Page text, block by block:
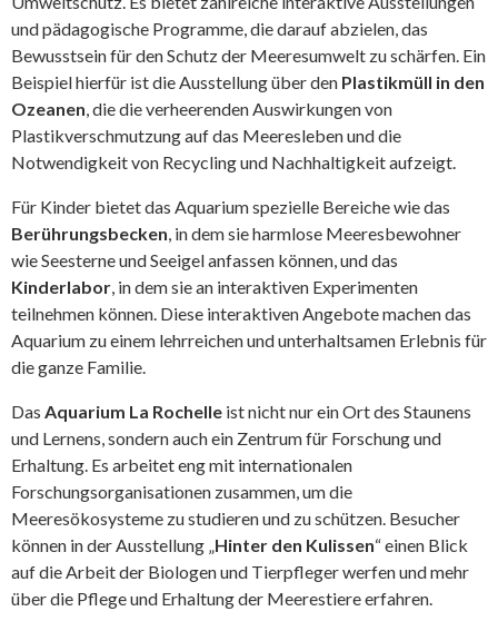
und pädagogische Programme, die darauf abzielen, das
Bewusstsein für den Schutz der Meeresumwelt zu schärfen. Ein
Beispiel hierfür ist die Ausstellung über den Plastikmüll in den
Ozeanen, die die verheerenden Auswirkungen von
Plastikverschmutzung auf das Meeresleben und die
Notwendigkeit von Recycling und Nachhaltigkeit aufzeigt.
Für Kinder bietet das Aquarium spezielle Bereiche wie das
Berührungsbecken, in dem sie harmlose Meeresbewohner
wie Seesterne und Seeigel anfassen können, und das
Kinderlabor, in dem sie an interaktiven Experimenten
teilnehmen können. Diese interaktiven Angebote machen das
Aquarium zu einem lehrreichen und unterhaltsamen Erlebnis für
die ganze Familie.
Das Aquarium La Rochelle ist nicht nur ein Ort des Staunens
und Lernens, sondern auch ein Zentrum für Forschung und
Erhaltung. Es arbeitet eng mit internationalen
Forschungsorganisationen zusammen, um die
Meeresökosysteme zu studieren und zu schützen. Besucher
können in der Ausstellung „Hinter den Kulissen“ einen Blick
auf die Arbeit der Biologen und Tierpfleger werfen und mehr
über die Pflege und Erhaltung der Meerestiere erfahren.